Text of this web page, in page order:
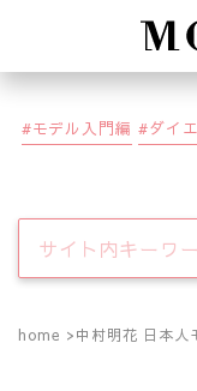
モデル入門編 ダイ
home 中村明花 日本人